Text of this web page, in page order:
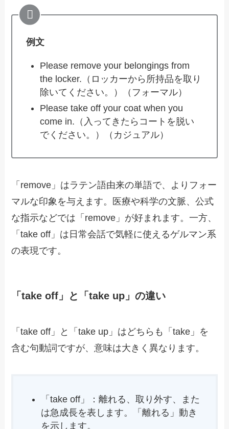
例文
Please remove your belongings from
the locker.（ロッカーから所持品を取り
除いてください。）（フォーマル）
Please take off your coat when you
come in.（入ってきたらコートを脱い
でください。）（カジュアル）
「remove」はラテン語由来の単語で、よりフォー
マルな印象を与えます。医療や科学の文脈、公式
な指示などでは「remove」が好まれます。一方、
「take off」は日常会話で気軽に使えるゲルマン系
の表現です。
「take off」と「take up」の違い
「take off」と「take up」はどちらも「take」を
含む句動詞ですが、意味は大きく異なります。
「take off」：離れる、取り外す、また
は急成長を表します。「離れる」動き
を示します。